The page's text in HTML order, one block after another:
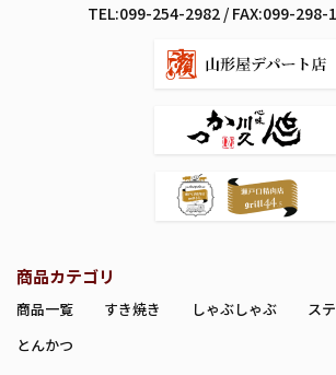
TEL:099-254-2982 / FAX:099-298-
商品カテゴリ
商品一覧 すき焼き しゃぶしゃぶ ス
とんかつ